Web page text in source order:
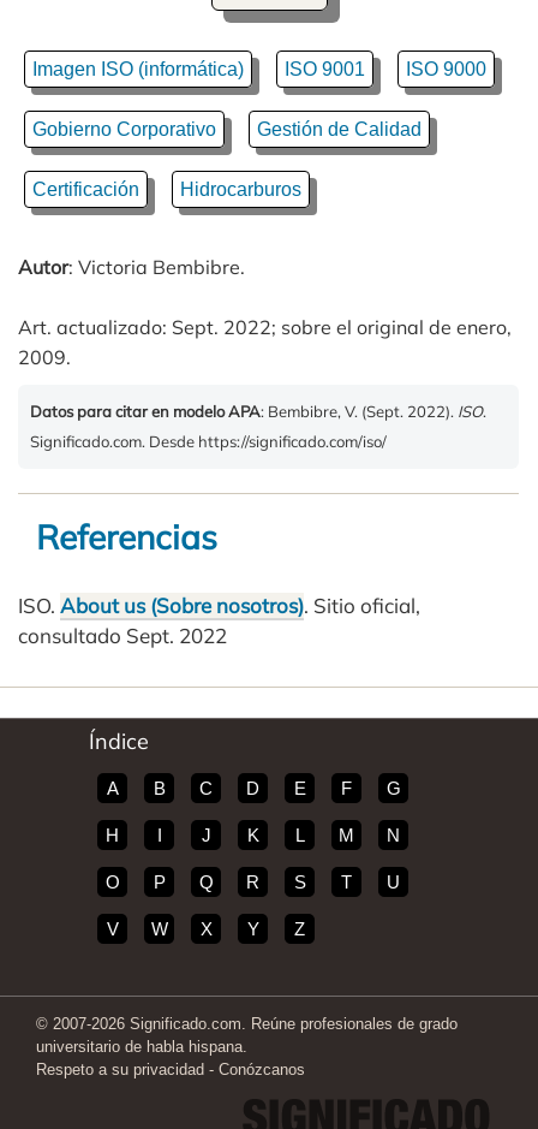
Imagen ISO (informática) ISO 9001 ISO 9000
Gobierno Corporativo Gestión de Calidad
Certificación Hidrocarburos
Autor: Victoria Bembibre.
Art. actualizado: Sept. 2022; sobre el original de enero,
2009.
Datos para citar en modelo APA: Bembibre, V. (Sept. 2022). ISO.
Significado.com. Desde https://significado.com/iso/
Referencias
ISO. About us (Sobre nosotros). Sitio oficial,
consultado Sept. 2022
Índice
A B C D E F G
H J K L M N
O P Q R S T U
V W X Y Z
© 2007-2026 Significado.com. Reúne profesionales de grado
universitario de habla hispana.
Respeto a su privacidad - Conózcanos